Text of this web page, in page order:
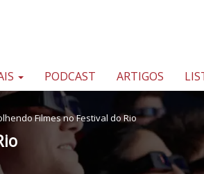
PODCAST ARTIGOS
Filmes no Festival do Rio